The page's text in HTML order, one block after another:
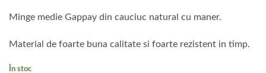
Minge medie Gappay din cauciuc natural cu maner.
Material de foarte buna calitate si foarte rezistent in timp.
În stoc